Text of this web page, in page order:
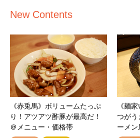
New Contents
《赤兎馬》ボリュームたっぷ
り！アツアツ酢豚が最高だ！
＠メニュー・価格帯
《麺
つがう
ーメン